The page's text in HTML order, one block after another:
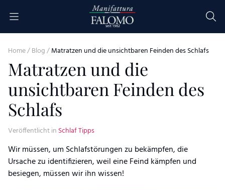
seit 1962
Home/Blog/Matratzen und die unsichtbaren Feinden des Schlafs
Matratzen und die
unsichtbaren Feinden des
Schlafs
Veröffentlicht in Schlaf Tipps
Wir müssen, um Schlafstörungen zu bekämpfen, die
Ursache zu identifizieren, weil eine Feind kämpfen und
besiegen, müssen wir ihn wissen!